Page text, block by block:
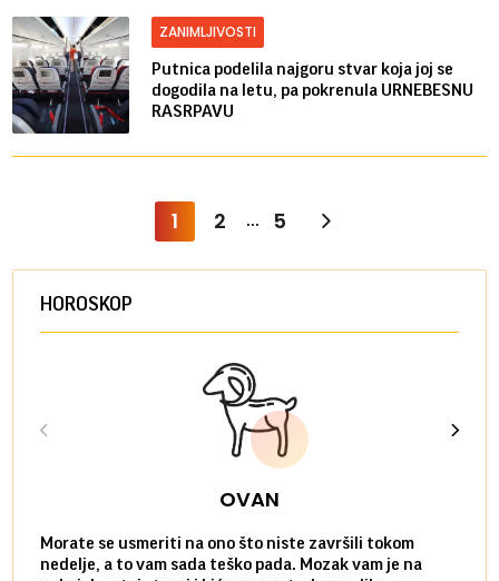
ZANIMLJIVOSTI
Putnica podelila najgoru stvar koja joj se
dogodila na letu, pa pokrenula URNEBESNU
RASRPAVU
1 2 ... 5
HOROSKOP
OVAN
Morate se usmeriti na ono što niste završili tokom
nedelje, a to vam sada teško pada. Mozak vam je na